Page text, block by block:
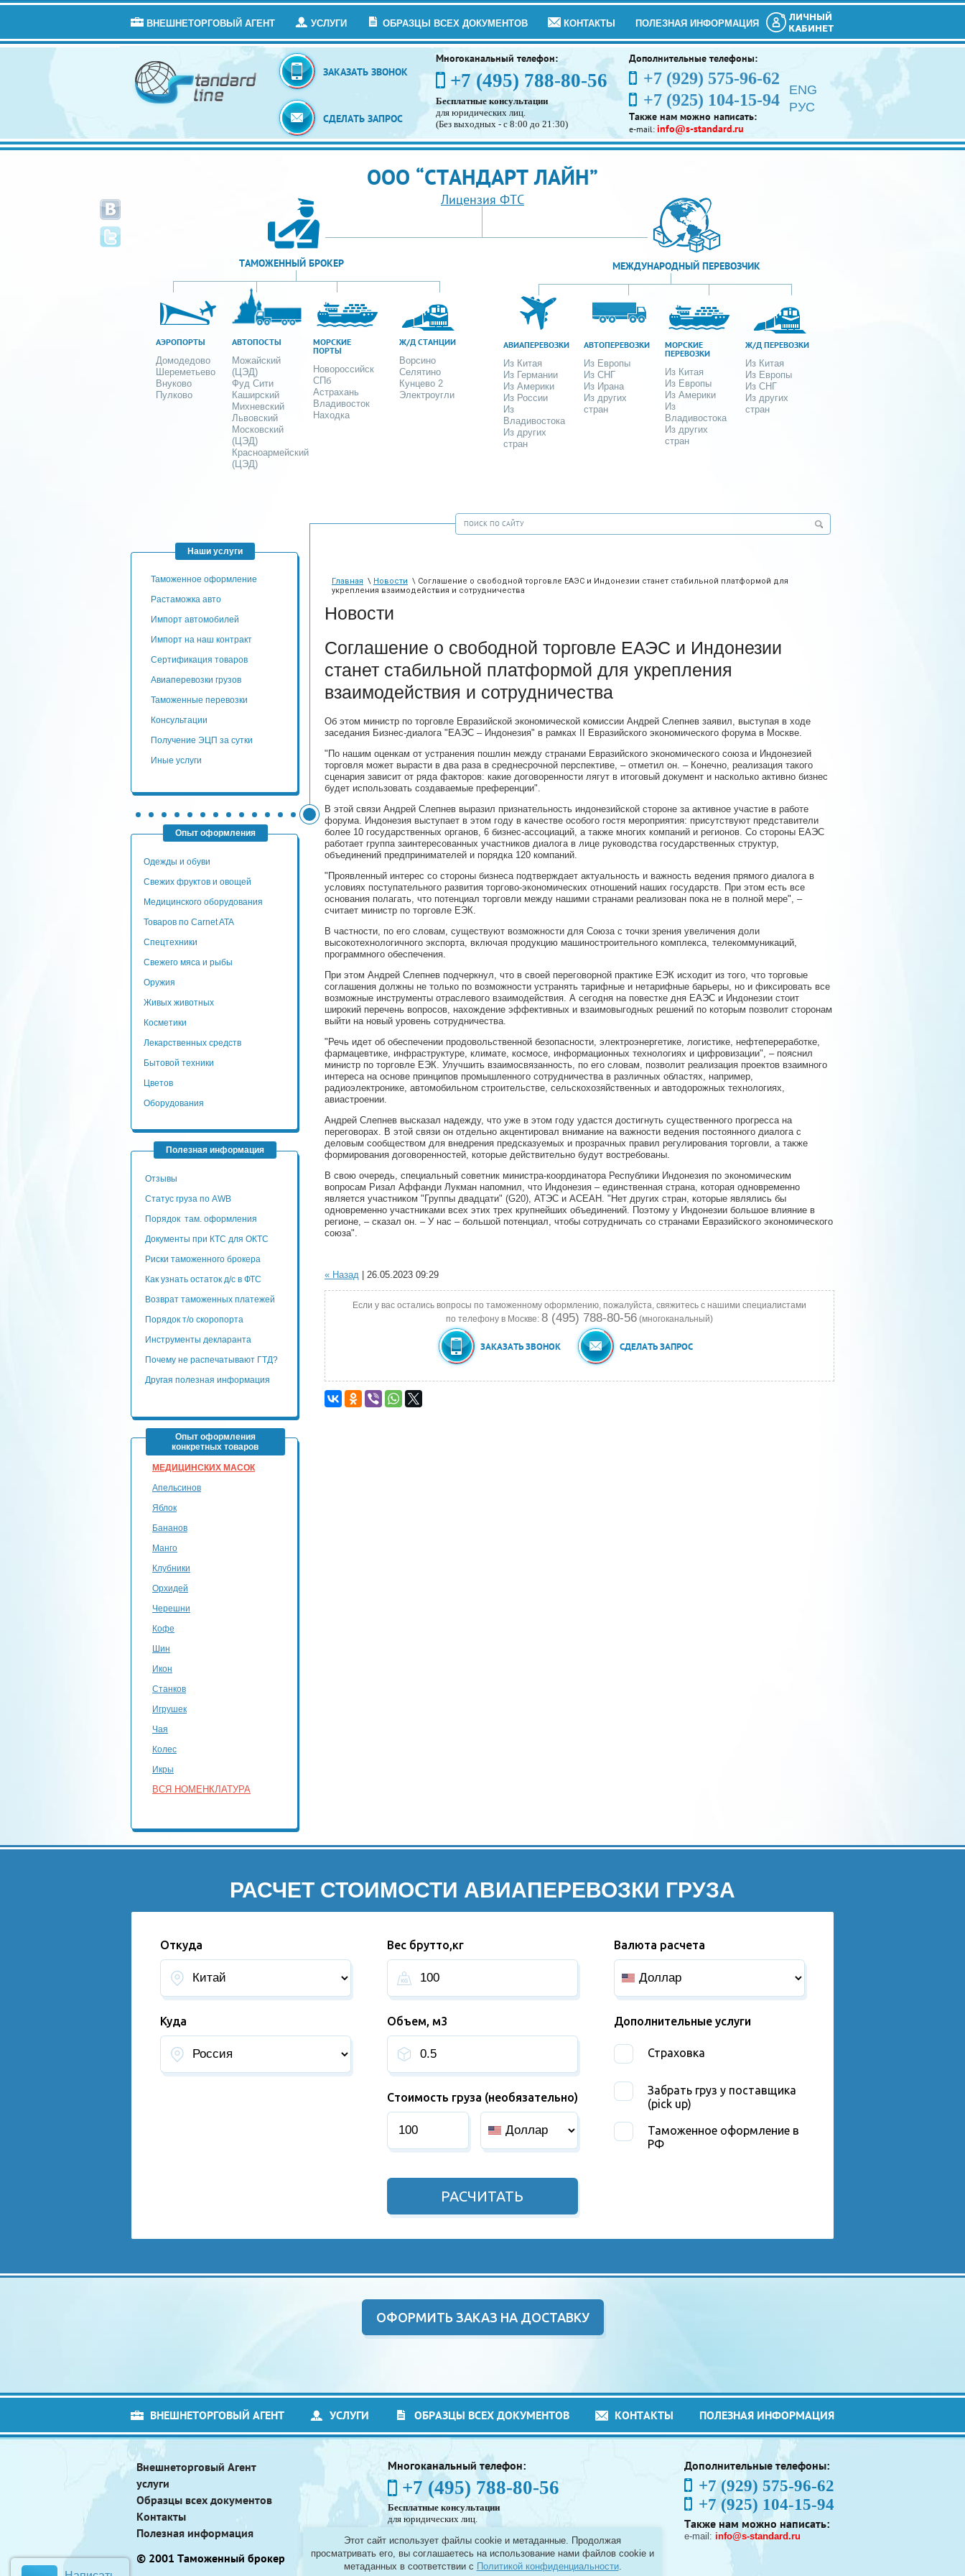
Этот сайт использует файлы cookie и метаданные. Продолжая
просматривать его, вы соглашаетесь на использование нами файлов cookie и
метаданных в соответствии с Политикой конфиденциальности.
ВНЕШНЕТОРГОВЫЙ АГЕНТ УСЛУГИ ОБРАЗЦЫ ВСЕХ ДОКУМЕНТОВ КОНТАКТЫ ПОЛЕЗНАЯ ИНФОРМАЦИЯ
ЛИЧНЫЙ
КАБИНЕТ
ЗАКАЗАТЬ ЗВОНОК
СДЕЛАТЬ ЗАПРОС
Многоканальный телефон:
+7 (495) 788-80-56
Бесплатные консультации
для юридических лиц.
(Без выходных - с 8:00 до 21:30)
Дополнительные телефоны:
+7 (929) 575-96-62
+7 (925) 104-15-94
Также нам можно написать:
e-mail: info@s-standard.ru
ENG
РУС
ООО “СТАНДАРТ ЛАЙН”
Лицензия ФТС
ТАМОЖЕННЫЙ БРОКЕР
АЭРОПОРТЫ
Домодедово
Шереметьево
Внуково
Пулково
АВТОПОСТЫ
Можайский
(ЦЭД)
Фуд Сити
Каширский
Михневский
Львовский
Московский
(ЦЭД)
Красноармейский
(ЦЭД)
МОРСКИЕ
ПОРТЫ
Новороссийск
СПб
Астрахань
Владивосток
Находка
Ж/Д СТАНЦИИ
Ворсино
Селятино
Кунцево 2
Электроугли
МЕЖДУНАРОДНЫЙ ПЕРЕВОЗЧИК
АВИАПЕРЕВОЗКИ
Из Китая
Из Германии
Из Америки
Из России
Из
Владивостока
Из других
стран
АВТОПЕРЕВОЗКИ
Из Европы
Из СНГ
Из Ирана
Из других
стран
МОРСКИЕ
ПЕРЕВОЗКИ
Из Китая
Из Европы
Из Америки
Из
Владивостока
Из других
стран
Ж/Д ПЕРЕВОЗКИ
Из Китая
Из Европы
Из СНГ
Из других
стран
Наши услуги
таможенное оформление
Растаможка авто
Импорт автомобилей
импорт на наш контракт
сертификация товаров
авиаперевозки грузов
таможенные перевозки
консультации
Получение ЭЦП за сутки
Иные услуги
Опыт оформления
Одежды и обуви
Свежих фруктов и овощей
Медицинского оборудования
Товаров по Carnet ATA
Спецтехники
Свежего мяса и рыбы
Оружия
Живых животных
Косметики
Лекарственных средств
Бытовой техники
Цветов
Оборудования
Полезная информация
Отзывы
Статус груза по AWB
Порядок там. оформления
Документы при КТС для ОКТС
Риски таможенного брокера
Как узнать остаток д/с в ФТС
Возврат таможенных платежей
Порядок т/о скоропорта
Инструменты декларанта
Почему не распечатывают ГТД?
Другая полезная информация
Опыт оформления
конкретных товаров
МЕДИЦИНСКИХ МАСОК
Апельсинов
Яблок
Бананов
Манго
Клубники
Орхидей
Черешни
Кофе
Шин
Икон
Станков
Игрушек
Чая
Колес
Икры
ВСЯ НОМЕНКЛАТУРА
Главная \ Новости \ Соглашение о свободной торговле ЕАЭС и Индонезии станет стабильной платформой для
укрепления взаимодействия и сотрудничества
Новости
Соглашение о свободной торговле ЕАЭС и Индонезии
станет стабильной платформой для укрепления
взаимодействия и сотрудничества
Об этом министр по торговле Евразийской экономической комиссии Андрей Слепнев заявил, выступая в ходе
заседания Бизнес-диалога "ЕАЭС – Индонезия" в рамках II Евразийского экономического форума в Москве.
"По нашим оценкам от устранения пошлин между странами Евразийского экономического союза и Индонезией
торговля может вырасти в два раза в среднесрочной перспективе, – отметил он. – Конечно, реализация такого
сценария зависит от ряда факторов: какие договоренности лягут в итоговый документ и насколько активно бизнес
будет использовать создаваемые преференции".
В этой связи Андрей Слепнев выразил признательность индонезийской стороне за активное участие в работе
форума. Индонезия выступает в этом году в качестве особого гостя мероприятия: присутствуют представители
более 10 государственных органов, 6 бизнес-ассоциаций, а также многих компаний и регионов. Со стороны ЕАЭС
работает группа заинтересованных участников диалога в лице руководства государственных структур,
объединений предпринимателей и порядка 120 компаний.
"Проявленный интерес со стороны бизнеса подтверждает актуальность и важность ведения прямого диалога в
условиях поступательного развития торгово-экономических отношений наших государств. При этом есть все
основания полагать, что потенциал торговли между нашими странами реализован пока не в полной мере", –
считает министр по торговле ЕЭК.
В частности, по его словам, существуют возможности для Союза с точки зрения увеличения доли
высокотехнологичного экспорта, включая продукцию машиностроительного комплекса, телекоммуникаций,
программного обеспечения.
При этом Андрей Слепнев подчеркнул, что в своей переговорной практике ЕЭК исходит из того, что торговые
соглашения должны не только по возможности устранять тарифные и нетарифные барьеры, но и фиксировать все
возможные инструменты отраслевого взаимодействия. А сегодня на повестке дня ЕАЭС и Индонезии стоит
широкий перечень вопросов, нахождение эффективных и взаимовыгодных решений по которым позволит сторонам
выйти на новый уровень сотрудничества.
"Речь идет об обеспечении продовольственной безопасности, электроэнергетике, логистике, нефтепереработке,
фармацевтике, инфраструктуре, климате, космосе, информационных технологиях и цифровизации", – пояснил
министр по торговле ЕЭК. Улучшить взаимосвязанность, по его словам, позволит реализация проектов взаимного
интереса на основе принципов промышленного сотрудничества в различных областях, например,
радиоэлектронике, автомобильном строительстве, сельскохозяйственных и автодорожных технологиях,
авиастроении.
Андрей Слепнев высказал надежду, что уже в этом году удастся достигнуть существенного прогресса на
переговорах. В этой связи он отдельно акцентировал внимание на важности ведения постоянного диалога с
деловым сообществом для внедрения предсказуемых и прозрачных правил регулирования торговли, а также
формирования договоренностей, которые действительно будут востребованы.
В свою очередь, специальный советник министра-координатора Республики Индонезия по экономическим
вопросам Ризал Аффанди Лукман напомнил, что Индонезия – единственная страна, которая одновременно
является участником "Группы двадцати" (G20), АТЭС и АСЕАН. "Нет других стран, которые являлись бы
одновременно участниками всех этих трех крупнейших объединений. Поэтому у Индонезии большое влияние в
регионе, – сказал он. – У нас – большой потенциал, чтобы сотрудничать со странами Евразийского экономического
союза".
« Назад | 26.05.2023 09:29
Если у вас остались вопросы по таможенному оформлению, пожалуйста, свяжитесь с нашими специалистами
по телефону в Москве: 8 (495) 788-80-56 (многоканальный)
ЗАКАЗАТЬ ЗВОНОК СДЕЛАТЬ ЗАПРОС
РАСЧЕТ СТОИМОСТИ АВИАПЕРЕВОЗКИ ГРУЗА
Откуда
Куда
Вес брутто,кг
Объем, м3
Стоимость груза (необязательно)
Валюта расчета
Дополнительные услуги
Страховка
Забрать груз у поставщика
(pick up)
Таможенное оформление в
РФ
РАСЧИТАТЬ
ОФОРМИТЬ ЗАКАЗ НА ДОСТАВКУ
ВНЕШНЕТОРГОВЫЙ АГЕНТ УСЛУГИ ОБРАЗЦЫ ВСЕХ ДОКУМЕНТОВ КОНТАКТЫ ПОЛЕЗНАЯ ИНФОРМАЦИЯ
Внешнеторговый Агент
услуги
Образцы всех документов
Контакты
Полезная информация
© 2001 Таможенный брокер
Многоканальный телефон:
+7 (495) 788-80-56
Бесплатные консультации
для юридических лиц.
Таможенное оформление грузов в аэропортах
Москвы - Шереметьево, Домодедово и Внуково, а
Дополнительные телефоны:
+7 (929) 575-96-62
+7 (925) 104-15-94
Также нам можно написать:
e-mail: info@s-standard.ru